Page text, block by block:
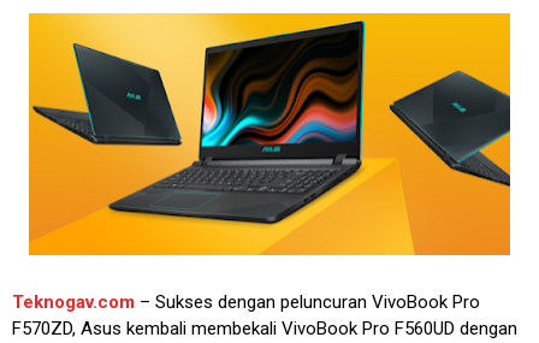
Teknogav.com – Sukses dengan peluncuran VivoBook Pro
F570ZD, Asus kembali membekali VivoBook Pro F560UD dengan